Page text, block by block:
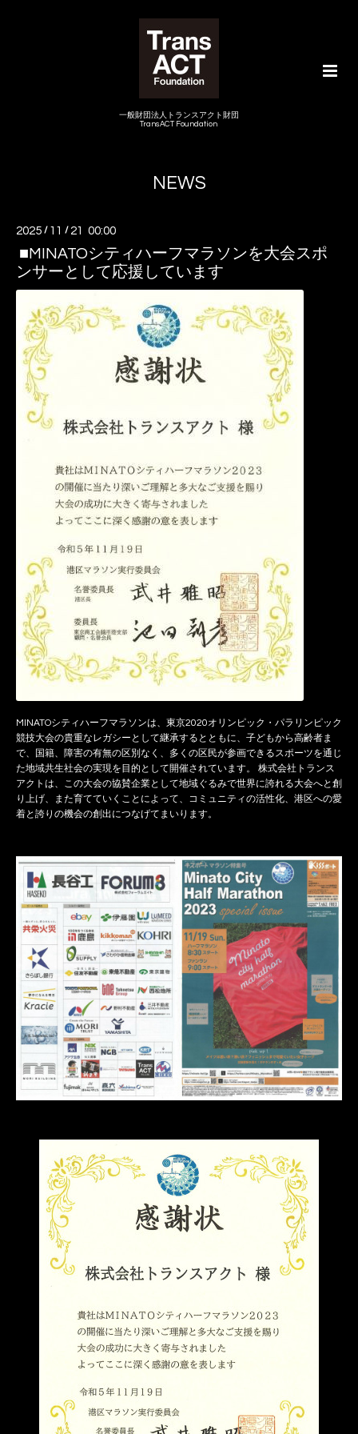
一般財団法人トランスアクト財団
TransACT Foundation
NEWS
2025 / 11 / 21 00:00
■MINATOシティハーフマラソンを大会スポ
ンサーとして応援しています
MINATOシティハーフマラソンは、東京2020オリンピック・パラリンピック
競技大会の貴重なレガシーとして継承するとともに、子どもから高齢者ま
で、国籍、障害の有無の区別なく、多くの区民が参画できるスポーツを通じ
た地域共生社会の実現を目的として開催されています。 株式会社トランス
アクトは、この大会の協賛企業として地域ぐるみで世界に誇れる大会へと創
り上げ、また育てていくことによって、コミュニティの活性化、港区への愛
着と誇りの機会の創出につなげてまいります。